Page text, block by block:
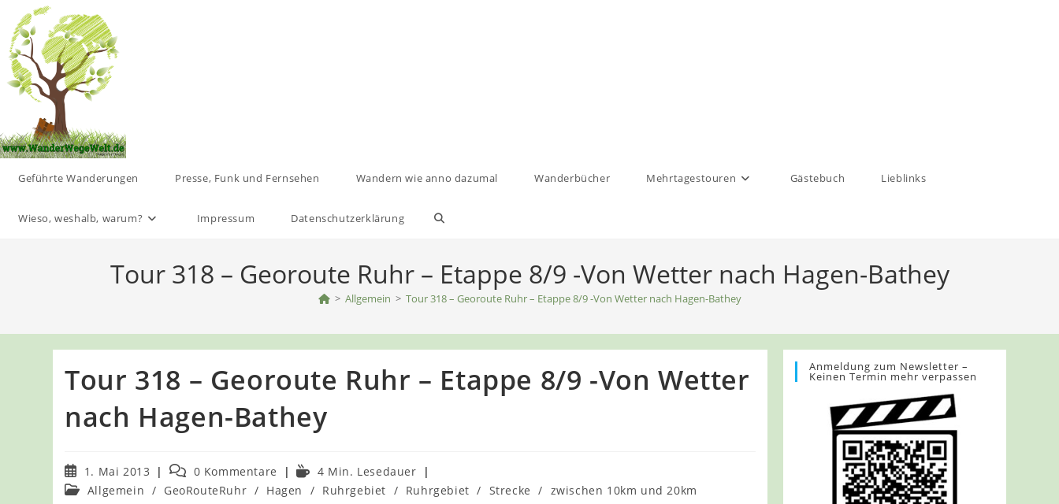
Inhalt
springen
Geführte Wanderungen Presse, Funk und Fernsehen Wandern wie anno dazumal Wanderbücher Mehrtagestouren Gästebuch Lieblinks
Wieso, weshalb, warum? Impressum Datenschutzerklärung Website-
umschalten
Tour 318 – Georoute Ruhr – Etappe 8/9 -Von Wetter nach Hagen-Bathey
> Allgemein > Tour 318 – Georoute Ruhr – Etappe 8/9 -Von Wetter nach Hagen-Bathey
Tour 318 – Georoute Ruhr – Etappe 8/9 -Von Wetter
nach Hagen-Bathey
Beitrag
veröffentlicht:
1. Mai 2013
Beitrags-
Kommentare:
0 Kommentare Lesedauer:
4 Min. Lesedauer
Beitrags-
Allgemein / GeoRouteRuhr / Hagen / Ruhrgebiet / Ruhrgebiet / Strecke / zwischen 10km und 20km
Anmeldung zum Newsletter –
Keinen Termin mehr verpassen